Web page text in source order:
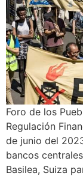
Foro de los
Regulación
de junio del
bancos
Basilea, Suiza